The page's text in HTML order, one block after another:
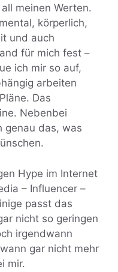
meinen Werten.
körperlich,
und auch
für mich fest –
ich mir so auf,
arbeiten
Das
Nebenbei
genau das, was
Hype im Internet
– Influencer –
passt das
nicht so geringen
irgendwann
gar nicht mehr
mir.